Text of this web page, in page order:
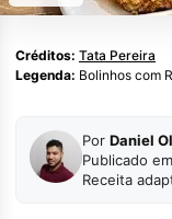
Créditos: Tata Pereira
Legenda: Bolinhos com
Por Daniel
Publicado
Receita